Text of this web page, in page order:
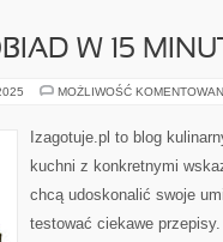
W 15
MOŻLIWOŚĆ
Izagotuje.pl to blog
kuchni z konkretnymi
chcą udoskonalić swoje
testować ciekawe